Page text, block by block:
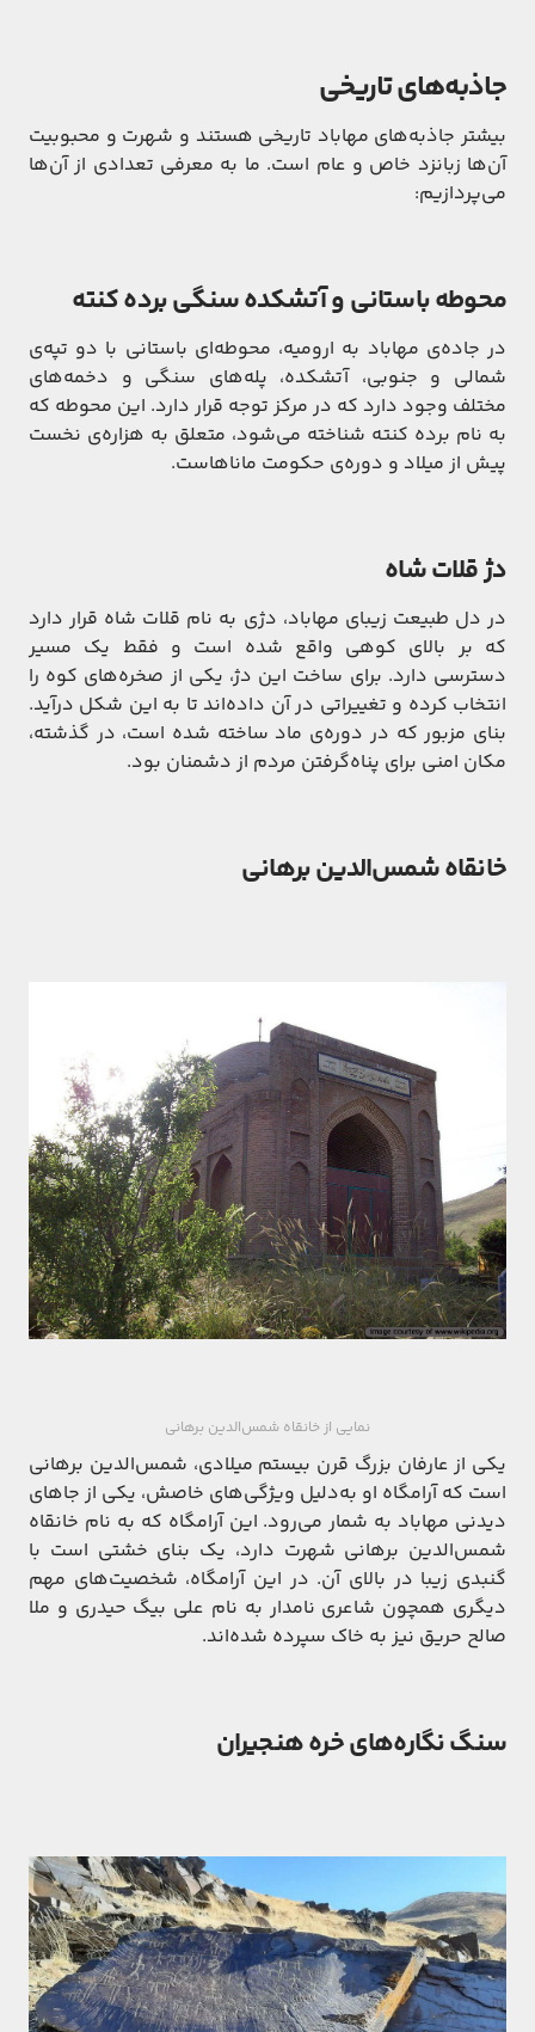
جاذبه‌های تاریخی
بیشتر جاذبه‌های مهاباد تاریخی هستند و شهرت و محبوبیت
آن‌ها زبانزد خاص و عام است. ما به معرفی تعدادی از آن‌ها
می‌پردازیم:
محوطه باستانی و آتشکده سنگی برده کنته
در جاده‌ی مهاباد به ارومیه، محوطه‌ای باستانی با دو تپه‌ی
شمالی و جنوبی، آتشکده، پله‌های سنگی و دخمه‌های
مختلف وجود دارد که در مرکز توجه قرار دارد. این محوطه که
به نام برده کنته شناخته می‌شود، متعلق به هزاره‌ی نخست
پیش از میلاد و دوره‌ی حکومت ماناهاست.
دژ قلات شاه
در دل طبیعت زیبای مهاباد، دژی به نام قلات شاه قرار دارد
که بر بالای کوهی واقع شده است و فقط یک مسیر
دسترسی دارد. برای ساخت این دژ، یکی از صخره‌های کوه را
انتخاب کرده و تغییراتی در آن داده‌اند تا به این شکل درآید.
بنای مزبور که در دوره‌ی ماد ساخته شده است، در گذشته،
مکان امنی برای پناه‌گرفتن مردم از دشمنان بود.
خانقاه شمس‌الدین برهانی
نمایی از خانقاه شمس‌الدین برهانی
یکی از عارفان بزرگ قرن بیستم میلادی، شمس‌الدین برهانی
است که آرامگاه او به‌دلیل ویژگی‌های خاصش، یکی از جاهای
دیدنی مهاباد به شمار می‌رود. این آرامگاه که به نام خانقاه
شمس‌الدین برهانی شهرت دارد، یک بنای خشتی است با
گنبدی زیبا در بالای آن. در این آرامگاه، شخصیت‌های مهم
دیگری همچون شاعری نامدار به نام علی بیگ حیدری و ملا
صالح حریق نیز به خاک سپرده شده‌اند.
سنگ نگاره‌های خره هنجیران